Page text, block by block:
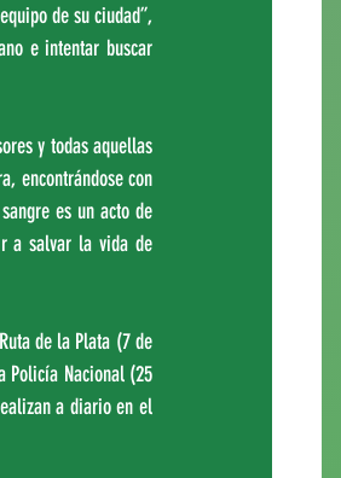
de su ciudad”,
e intentar buscar
y todas aquellas
encontrándose con
es un acto de
a salvar la vida de
de la Plata (7 de
Policía Nacional (25
a diario en el